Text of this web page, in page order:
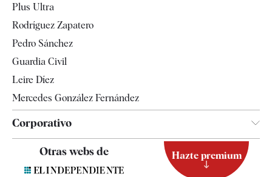
Televisión
Plus Ultra
Rodríguez Zapatero
Pedro Sánchez
Guardia Civil
Leire Díez
Mercedes González Fernández
Corporativo
Contacto
Otras webs de Hazte premium